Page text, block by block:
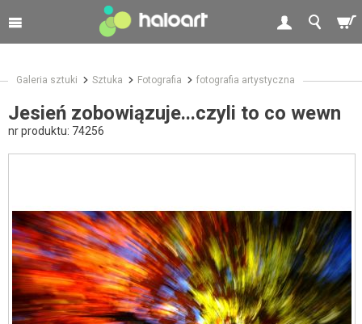
Galeria sztuki Sztuka Fotografia fotografia artystyczna
Jesień zobowiązuje...czyli to co wewn
nr produktu: 74256